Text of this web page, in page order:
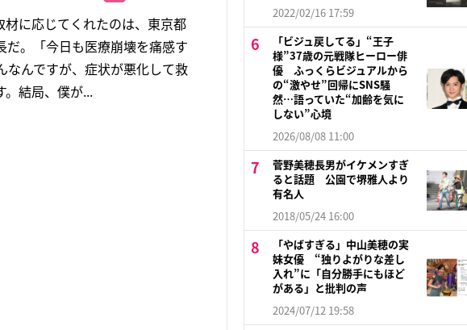
材に応じてくれたのは、東京都
。「今日も医療崩壊を痛感す
なんですが、症状が悪化して救
。結局、僕が...
2022/02/16 17:59
「ビジュ戻してる」“王子
様”37歳の元戦隊ヒーロー俳
優 ふっくらビジュアルから
の“激やせ”回帰にSNS騒
然…語っていた“加齢を気に
しない”心境
2026/08/08 11:00
菅野美穂長男がイケメンすぎ
ると話題 公園で堺雅人より
有名人
2018/05/24 16:00
「やばすぎる」中山美穂の実
妹女優 “独りよがりな差し
入れ”に「自分勝手にもほど
がある」と批判の声
2024/07/12 19:58